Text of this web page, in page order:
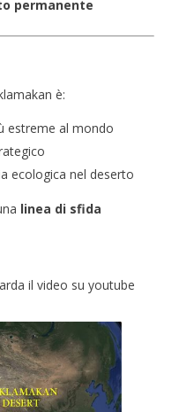
permanente
è:
estreme al mondo
ecologica nel deserto
linea di sfida
il video su youtube